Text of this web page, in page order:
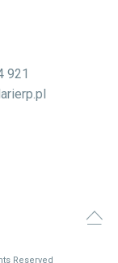
921
Reserved